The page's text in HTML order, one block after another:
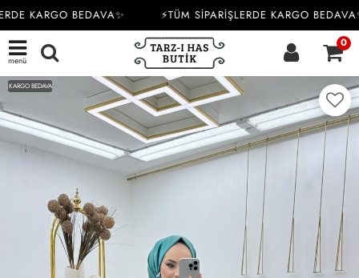
KARGO BEDAVA✨ ⚡TÜM SİPARİŞLERDE KARGO BEDAVA✨
menü
0
KARGO BEDAVA